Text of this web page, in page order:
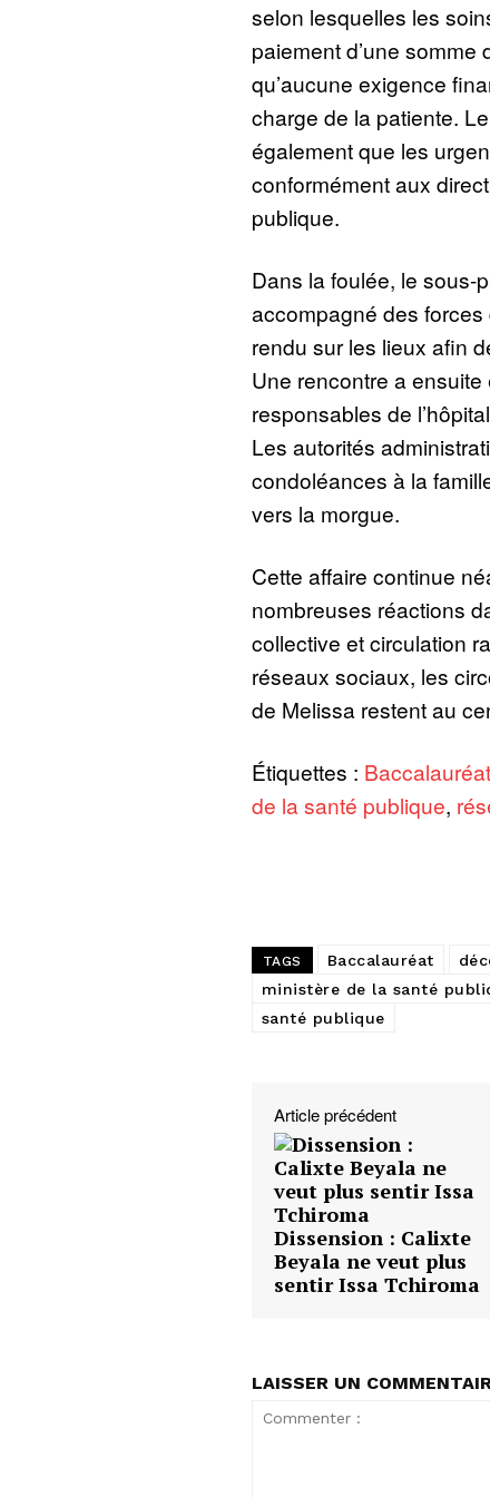
selon lesquelles les
paiement d’une somme
qu’aucune exigence
charge de la patiente.
également que les
conformément aux
publique.
Dans la foulée, le sous-
accompagné des forces
rendu sur les lieux afin
Une rencontre a ensuite
responsables de
Les autorités
condoléances à la
vers la morgue.
Cette affaire continue
nombreuses réactions
collective et circulation
réseaux sociaux, les
de Melissa restent au
Étiquettes : Baccalauréat
de la santé publique,
TAGS Baccalauréat
ministère de la santé
santé publique
Article précédent
Dissension : Calixte
Beyala ne veut plus
sentir Issa Tchiroma
LAISSER UN